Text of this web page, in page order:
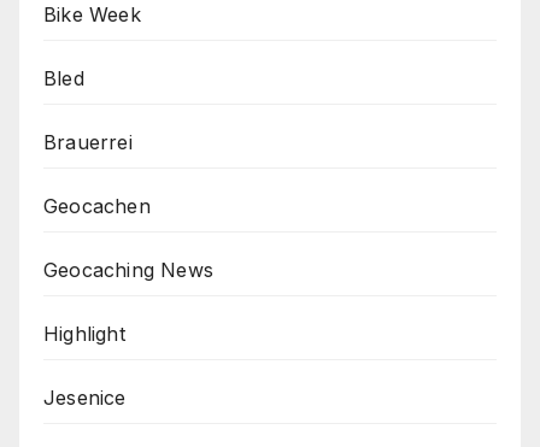
Bike Week
Bled
Brauerrei
Geocachen
Geocaching News
Highlight
Jesenice